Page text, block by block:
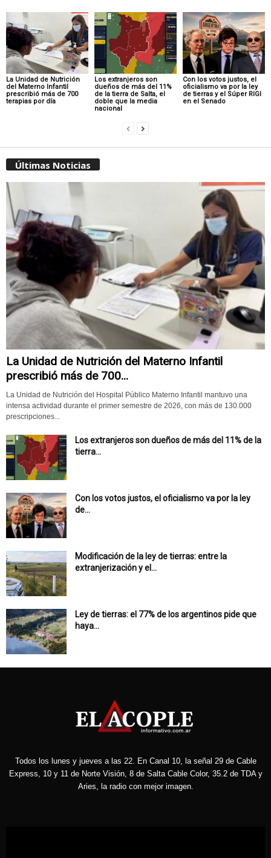
La Unidad de Nutrición
del Materno Infantil
prescribió más de 700
terapias por día
Los extranjeros son
dueños de más del 11%
de la tierra de Salta, el
doble que la media
nacional
Con los votos justos, el
oficialismo va por la ley
de tierras y el Súper RIGI
en el Senado
Últimas Noticias
La Unidad de Nutrición del Materno Infantil
prescribió más de 700...
La Unidad de Nutrición del Hospital Público Materno Infantil mantuvo una
intensa actividad durante el primer semestre de 2026, con más de 130.000
prescripciones...
Los extranjeros son dueños de más del 11% de la
tierra...
Con los votos justos, el oficialismo va por la ley
de...
Modificación de la ley de tierras: entre la
extranjerización y el...
Ley de tierras: el 77% de los argentinos pide que
haya...
Todos los lunes y jueves a las 22. En Canal 10, la señal 29 de Cable
Express, 10 y 11 de Norte Visión, 8 de Salta Cable Color, 35.2 de TDA y
Aries, la radio con mejor imagen.